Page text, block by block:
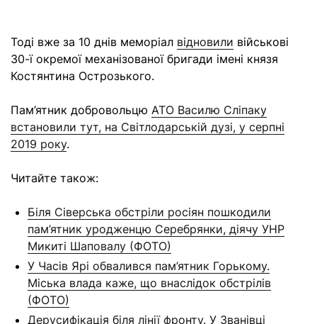
Тоді вже за 10 днів меморіал відновили військові
30-ї окремої механізованої бригади імені князя
Костянтина Острозького.
Пам’ятник добровольцю АТО Василю Сліпаку
встановили тут, на Світлодарській дузі, у серпні
2019 року.
Читайте також:
Біля Сіверська обстріли росіян пошкодили
пам’ятник уродженцю Серебрянки, діячу УНР
Микиті Шаповалу (ФОТО)
У Часів Ярі обвалився пам’ятник Горькому.
Міська влада каже, що внаслідок обстрілів
(ФОТО)
Дерусифікація біля лінії фронту. У Званівці